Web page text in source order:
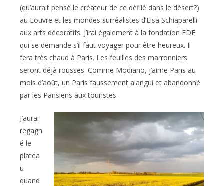
(qu’aurait pensé le créateur de ce défilé dans le désert?)
au Louvre et les mondes surréalistes d’Elsa Schiaparelli
aux arts décoratifs. J’irai également à la fondation EDF
qui se demande s’il faut voyager pour être heureux. Il
fera très chaud à Paris. Les feuilles des marronniers
seront déjà rousses. Comme Modiano, j’aime Paris au
mois d’août, un Paris faussement alangui et abandonné
par les Parisiens aux touristes.
J’aurai
regagn
é le
platea
u
quand